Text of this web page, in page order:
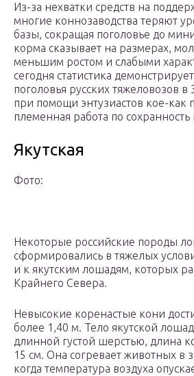
Из-за нехватки средств на
многие коннозаводства теряют
базы, сокращая поголовье до
корма сказывает на размерах,
меньшим ростом и слабыми
сегодня статистика
поголовья русских тяжеловозов в
при помощи энтузиастов кое-как
племенная работа по
Якутская
Фото:
Некоторые российские породы
сформировались в тяжелых
и к якутским лошадям, которых
Крайнего Севера.
Невысокие коренастые кони
более 1,40 м. Тело якутской
длинной густой шерстью, длина
15 см. Она согревает животных в
когда температура воздуха